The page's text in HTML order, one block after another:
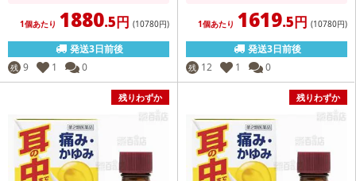
1個あたり 1880.5円 (10780円)
発送3日前後
残 9 1 0
1個あたり 1619.5円 (10780円)
発送3日前後
残 12 1 0
残りわずか 残りわずか